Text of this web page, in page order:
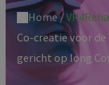
Home/
Co-creatie voor
gericht op long